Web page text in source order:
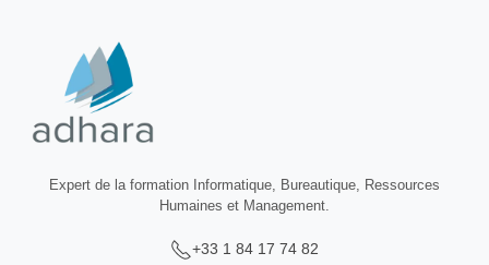
Expert de la formation Informatique, Bureautique, Ressources
Humaines et Management.
+33 1 84 17 74 82